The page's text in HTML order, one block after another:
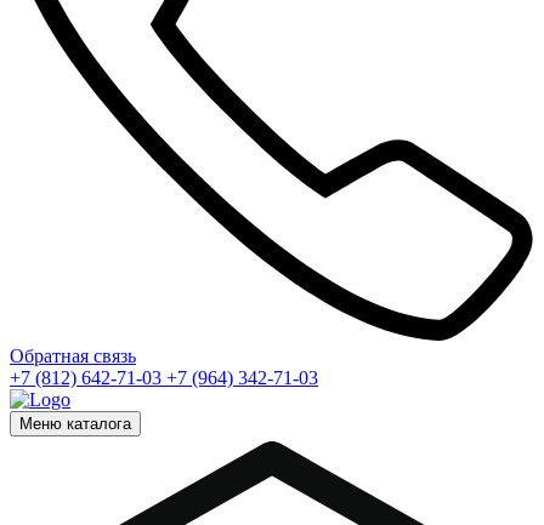
Обратная связь
+7 (812) 642-71-03 +7 (964) 342-71-03
Меню каталога